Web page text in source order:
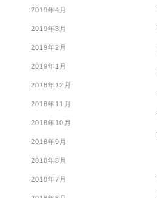
2019年4月
2019年3月
2019年2月
2019年1月
2018年12月
2018年11月
2018年10月
2018年9月
2018年8月
2018年7月